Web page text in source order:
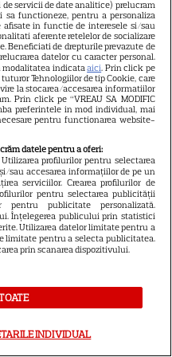
NE PE
nr. 821/25.09.2025.
servicii de date analitice) prelucram
functioneze, pentru a personaliza
in functie de interesele si/sau
aferente retelelor de socializare
Beneficiati de drepturile prevazute de
datelor cu caracter personal.
modalitatea indicataaici. Prin click pe
tuturor Tehnologiilor de tip Cookie, care
la stocarea/accesarea informatiilor
Prin click pe “VREAU SA MODIFIC
preferintele in mod individual, mai
pentru functionarea website-
datele pentru a oferi:
profilurilor pentru selectarea
sau accesarea informațiilor de pe un
serviciilor. Crearea profilurilor de
pentru selectarea publicității
pentru publicitate personalizată.
Înțelegerea publicului prin statistici
Utilizarea datelor limitate pentru a
limitate pentru a selecta publicitatea.
prin scanarea dispozitivului.
INDIVIDUAL